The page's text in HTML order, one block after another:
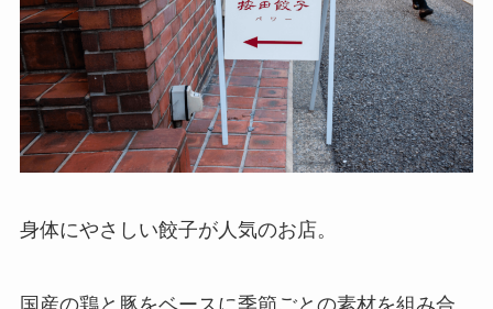
身体にやさしい餃子が人気のお店。
国産の鶏と豚をベースに季節ごとの素材を組み合